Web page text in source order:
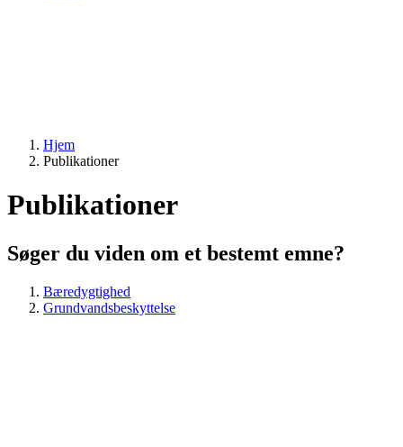
Hjem
Publikationer
Publikationer
Søger du viden om et bestemt emne?
Bæredygtighed
Grundvandsbeskyttelse